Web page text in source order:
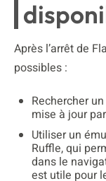
Après l’arrêt de
possibles :
Rechercher
mise à jour
Utiliser un
Ruffle, qui
dans le
est utile pour